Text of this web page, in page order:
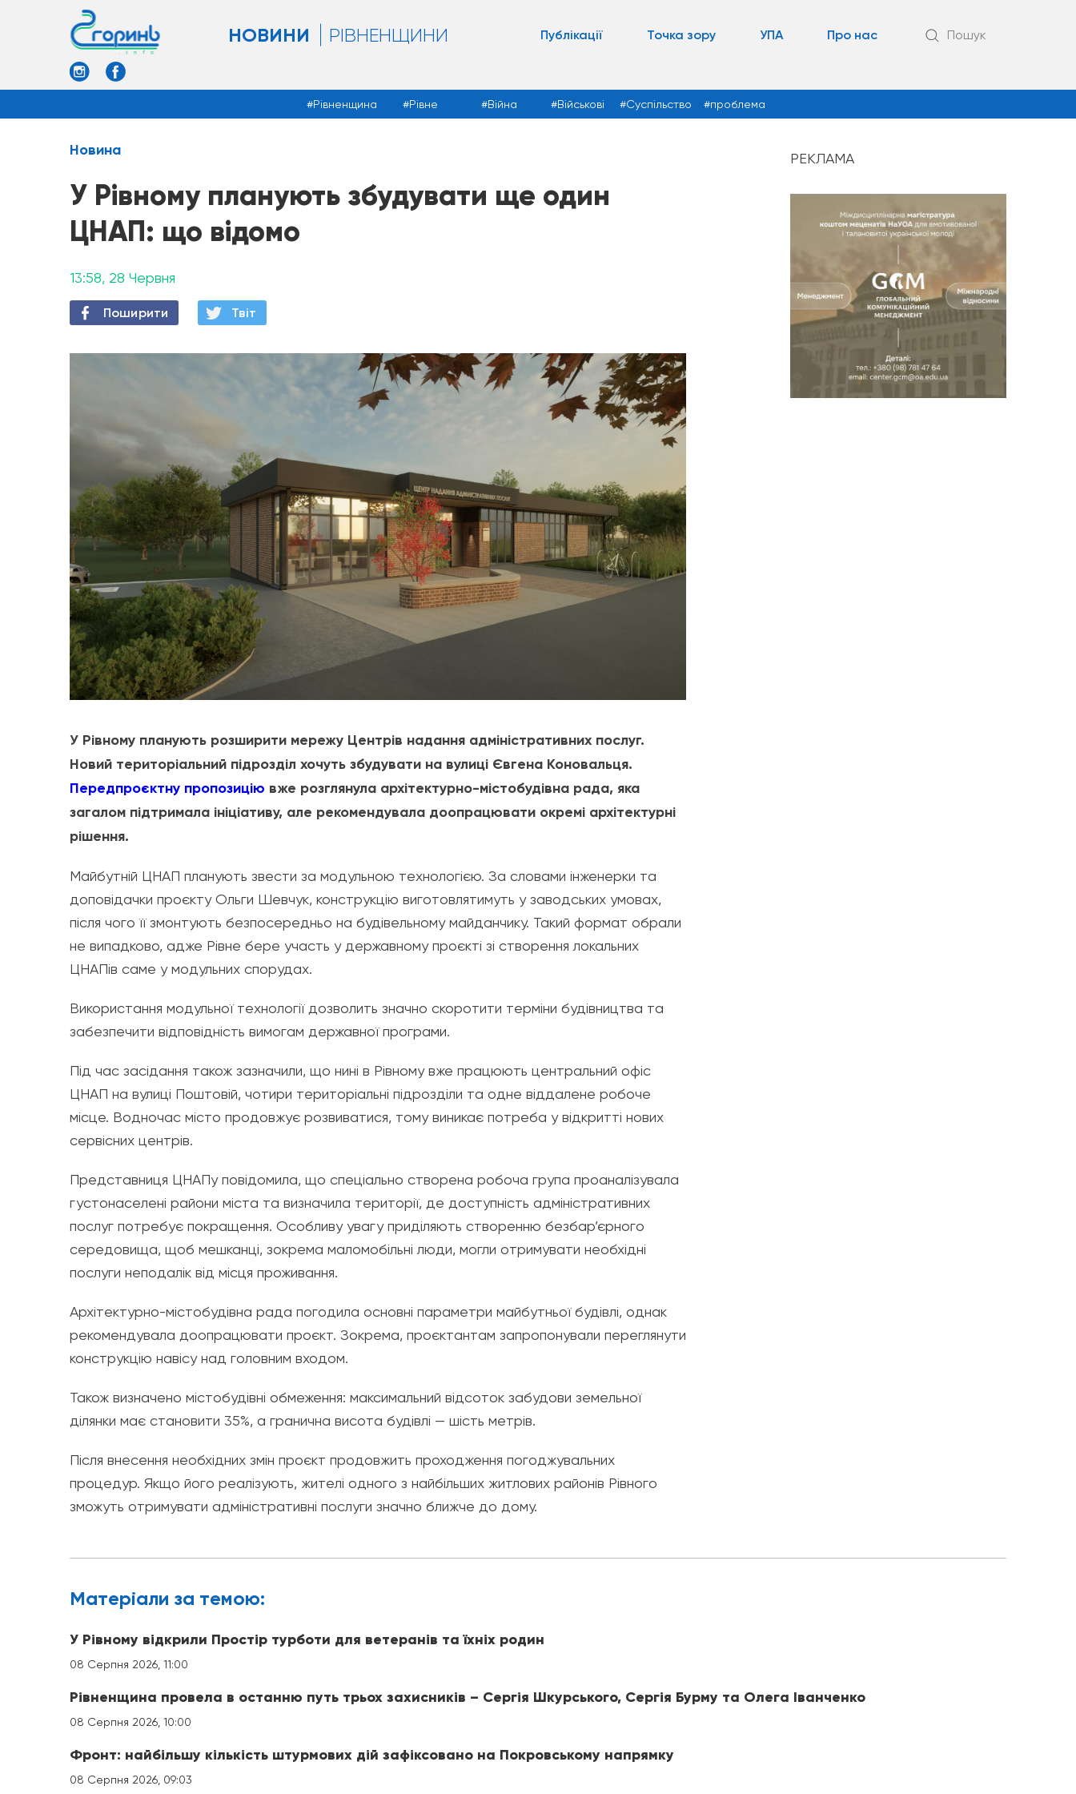
НОВИНИ РІВНЕНЩИНИ Публікації Точка зору УПА Про нас Пошук
Рівненщина Рівне Війна Військові Суспільство проблема
Новина
У Рівному планують збудувати ще один
ЦНАП: що відомо
13:58, 28 Червня
Поширити Твiт
У Рівному планують розширити мережу Центрів надання адміністративних послуг.
Новий територіальний підрозділ хочуть збудувати на вулиці Євгена Коновальця.
Передпроєктну пропозицію вже розглянула архітектурно-містобудівна рада, яка
загалом підтримала ініціативу, але рекомендувала доопрацювати окремі архітектурні
рішення.
Майбутній ЦНАП планують звести за модульною технологією. За словами інженерки та
доповідачки проєкту Ольги Шевчук, конструкцію виготовлятимуть у заводських умовах,
після чого її змонтують безпосередньо на будівельному майданчику. Такий формат обрали
не випадково, адже Рівне бере участь у державному проєкті зі створення локальних
ЦНАПів саме у модульних спорудах.
Використання модульної технології дозволить значно скоротити терміни будівництва та
забезпечити відповідність вимогам державної програми.
Під час засідання також зазначили, що нині в Рівному вже працюють центральний офіс
ЦНАП на вулиці Поштовій, чотири територіальні підрозділи та одне віддалене робоче
місце. Водночас місто продовжує розвиватися, тому виникає потреба у відкритті нових
сервісних центрів.
Представниця ЦНАПу повідомила, що спеціально створена робоча група проаналізувала
густонаселені райони міста та визначила території, де доступність адміністративних
послуг потребує покращення. Особливу увагу приділяють створенню безбар’єрного
середовища, щоб мешканці, зокрема маломобільні люди, могли отримувати необхідні
послуги неподалік від місця проживання.
Архітектурно-містобудівна рада погодила основні параметри майбутньої будівлі, однак
рекомендувала доопрацювати проєкт. Зокрема, проєктантам запропонували переглянути
конструкцію навісу над головним входом.
Також визначено містобудівні обмеження: максимальний відсоток забудови земельної
ділянки має становити 35%, а гранична висота будівлі — шість метрів.
Після внесення необхідних змін проєкт продовжить проходження погоджувальних
процедур. Якщо його реалізують, жителі одного з найбільших житлових районів Рівного
зможуть отримувати адміністративні послуги значно ближче до дому.
РЕКЛАМА
Матерiали за темою:
У Рівному відкрили Простір турботи для ветеранів та їхніх родин
08 Серпня 2026, 11:00
Рівненщина провела в останню путь трьох захисників – Сергія Шкурського, Сергія Бурму та Олега Іванченко
08 Серпня 2026, 10:00
Фронт: найбільшу кількість штурмових дій зафіксовано на Покровському напрямку
08 Серпня 2026, 09:03